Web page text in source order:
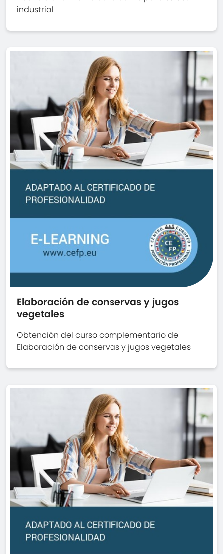
industrial
Elaboración de conservas y jugos
vegetales
Obtención del curso complementario de
Elaboración de conservas y jugos vegetales